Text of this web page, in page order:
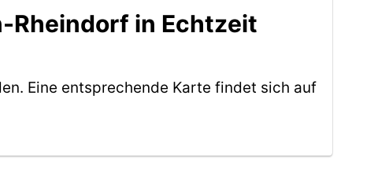
Rheindorf in Echtzeit
Eine entsprechende Karte findet sich auf